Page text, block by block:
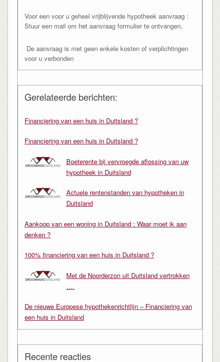
Voor een voor u geheel vrijblijvende hypotheek aanvraag :
Stuur een mail om het aanvraag formulier te ontvangen.
De aanvraag is met geen enkele kosten of verplichtingen
voor u verbonden
Gerelateerde berichten:
Financiering van een huis in Duitsland ?
Financiering van een huis in Duitsland ?
Boeterente bij vervroegde aflossing van uw
hypotheek in Duitsland
Actuele rentenstanden van hypotheken in
Duitsland
Aankoop van een woning in Duitsland : Waar moet ik aan
denken ?
100% financiering van een huis in Duitsland ?
Met de Noorderzon uit Duitsland vertrokken
….
De nieuwe Europese hypothekenrichtlijn – Financiering van
een huis in Duitsland
Recente reacties